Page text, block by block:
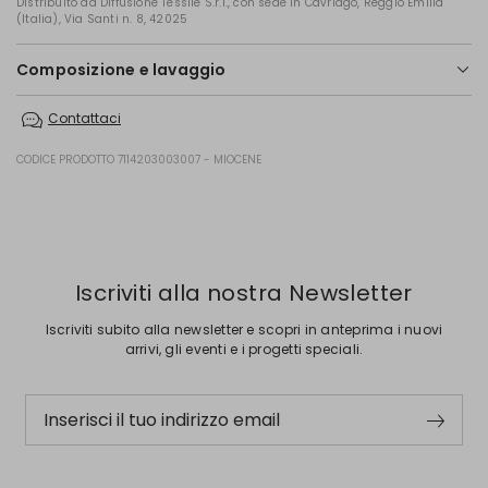
(Italia), Via Santi n. 8, 42025
Composizione e lavaggio
asciugare appeso in ombra; stirare a max 110; lavare a secco delicato
Contattaci
CODICE PRODOTTO 7114203003007 - MIOCENE
Iscriviti alla nostra Newsletter
Iscriviti subito alla newsletter e scopri in anteprima i nuovi
arrivi, gli eventi e i progetti speciali.
Inserisci il tuo indirizzo email